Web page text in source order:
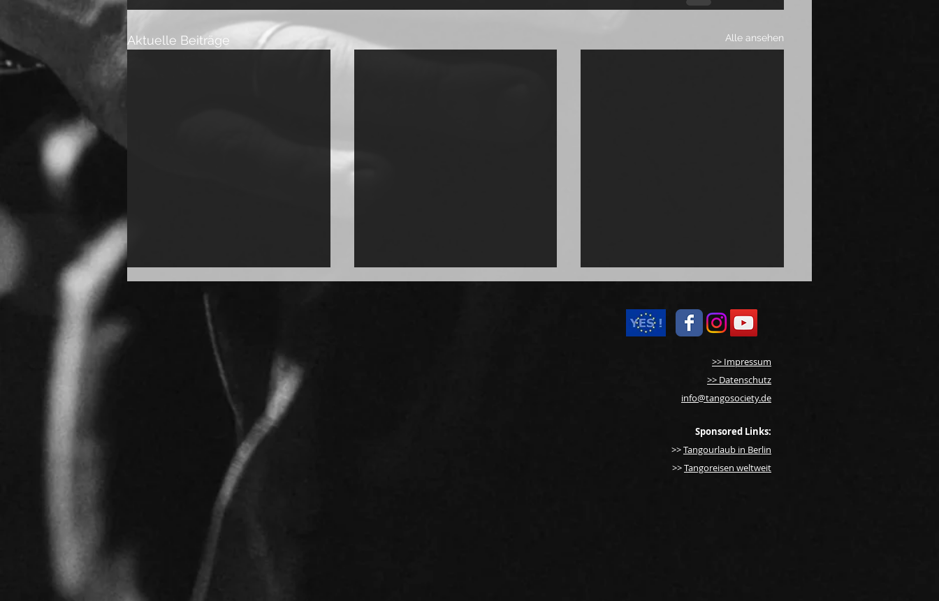
Aktuelle Beiträge Alle ansehen
Tango Gegen Rechts
Petition: Es ist jetzt Punkt
>> Impressum
>> Datenschutz
info@tangosociety.de
Sponsored Links:
>>Tangourlaub in Berlin
>>Tangoreisen weltweit